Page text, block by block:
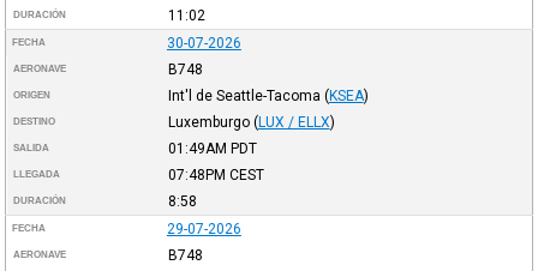
DURACIÓN 11:02
FECHA 30-07-2026
AERONAVE B748
ORIGEN Int'l de Seattle-Tacoma (KSEA)
DESTINO Luxemburgo (LUX / ELLX)
SALIDA 01:49AM PDT
LLEGADA 07:48PM CEST
DURACIÓN 8:58
FECHA 29-07-2026
AERONAVE B748